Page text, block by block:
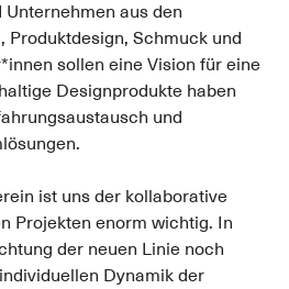
aus den
Produktdesign, Schmuck und
sollen eine Vision für eine
Designprodukte haben
und
ist uns der kollaborative
Projekten enorm wichtig. In
der neuen Linie noch
Dynamik der